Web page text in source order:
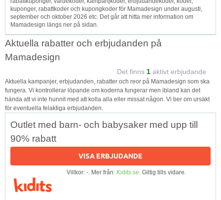
kuponger, rabattkoder och kupongkoder för Mamadesign under augusti,
september och oktober 2026 etc. Det går att hitta mer information om
Mamadesign längs ner på sidan.
Aktuella rabatter och erbjudanden på
Mamadesign
Det finns 1 aktivt erbjudande
Aktuella kampanjer, erbjudanden, rabatter och reor på Mamadesign som ska
fungera. Vi kontrollerar löpande om koderna fungerar men ibland kan det
hända att vi inte hunnit med att kolla alla eller missat någon. Vi ber om ursäkt
för eventuella felaktiga erbjudanden.
Outlet med barn- och babysaker med upp till
90% rabatt
VISA ERBJUDANDE
Villkor: -. Mer från: Kidits.se. Giltig tills vidare.